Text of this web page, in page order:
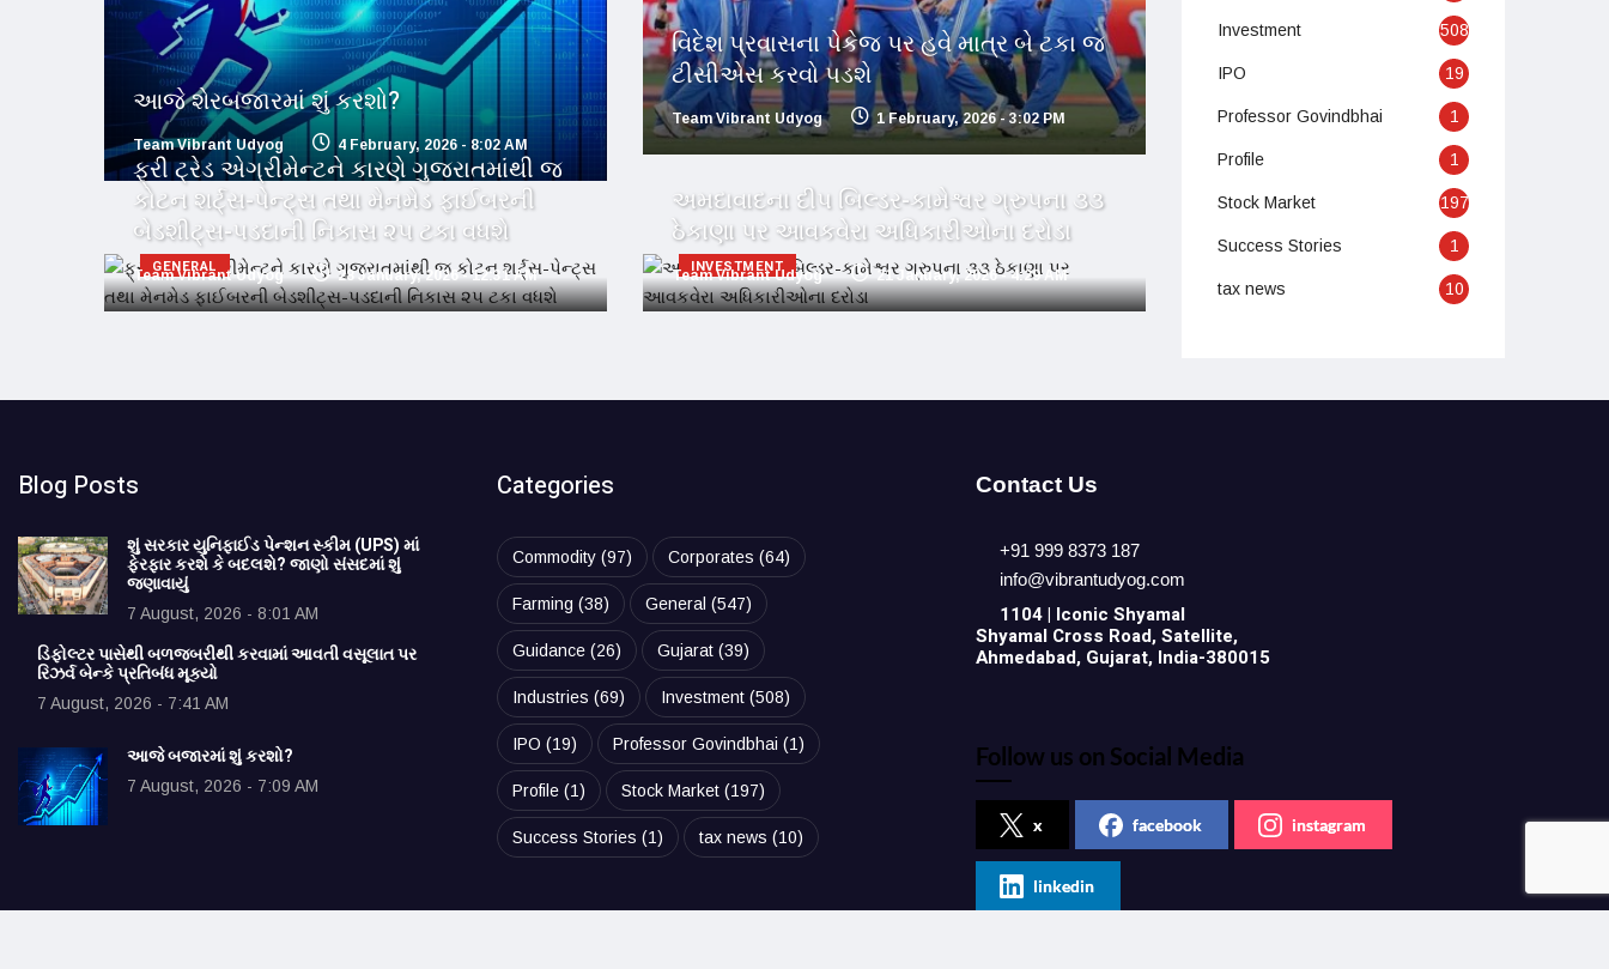
આજે શેરબજારમાં શું કરશો?
Team Vibrant Udyog 4 February, 2026 - 8:02 AM
વિદેશ પ્રવાસના પેકેજ પર હવે માત્ર બે ટકા જ
ટીસીએસ કરવો પડશે
Team Vibrant Udyog 1 February, 2026 - 3:02 PM
GENERAL
ફ્રી ટ્રેડ એગ્રીમેન્ટને કારણે ગુજરાતમાંથી જ
કોટન શર્ટ્સ-પેન્ટ્સ તથા મેનમેડ ફાઈબરની
બેડશીટ્સ-પડદાની નિકાસ ૨૫ ટકા વધશે
Team Vibrant Udyog 28 January, 2026 - 12:31 AM INVESTMENT
અમદાવાદના દીપ બિલ્ડર-કામેશ્વર ગ્રુપના ૩૩
ઠેકાણા પર આવકવેરા અધિકારીઓના દરોડા
Team Vibrant Udyog 21 January, 2026 - 4:29 AM
Investment 508
IPO 19
Professor Govindbhai 1
Profile 1
Stock Market 197
Success Stories 1
tax news 10
Blog Posts
શું સરકાર યુનિફાઈડ પેન્શન સ્કીમ (UPS) માં
ફેરફાર કરશે કે બદલશે? જાણો સંસદમાં શું
જણાવાયું
7 August, 2026 - 8:01 AM
ડિફોલ્ટર પાસેથી બળજબરીથી કરવામાં આવતી વસૂલાત પર
રિઝર્વ બેન્કે પ્રતિબંધ મૂક્યો
7 August, 2026 - 7:41 AM
આજે બજારમાં શું કરશો?
7 August, 2026 - 7:09 AM
Categories
Commodity(97) Corporates (64)
Farming (38) General (547)
Guidance(26) Gujarat(39)
Industries (69) Investment(508)
IPO (19) Professor Govindbhai (1)
Profile(1) Stock Market(197)
Success Stories (1) tax news (10)
Contact Us
+91 999 8373 187
info@vibrantudyog.com
1104 | Iconic Shyamal
Shyamal Cross Road, Satellite,
Ahmedabad, Gujarat, India-380015
Follow us on Social Media
x facebook instagram
linkedin